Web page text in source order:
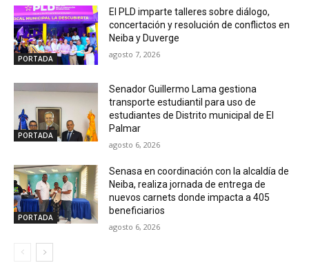
PORTADA
El PLD imparte talleres sobre diálogo,
concertación y resolución de conflictos en
Neiba y Duverge
agosto 7, 2026
PORTADA
Senador Guillermo Lama gestiona
transporte estudiantil para uso de
estudiantes de Distrito municipal de El
Palmar
agosto 6, 2026
PORTADA
Senasa en coordinación con la alcaldía de
Neiba, realiza jornada de entrega de
nuevos carnets donde impacta a 405
beneficiarios
agosto 6, 2026